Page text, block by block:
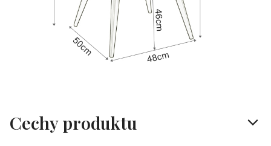
Cechy produktu